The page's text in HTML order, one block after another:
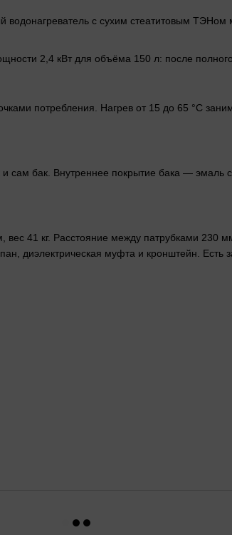
с сухим стеатитовым
2,4 кВт для объёма 150 л: после
потребления. Нагрев от 15 до 65 °C
бак. Внутреннее покрытие бака — эмаль
41 кг. Расстояние между патрубками
диэлектрическая муфта и кронштейн. Есть